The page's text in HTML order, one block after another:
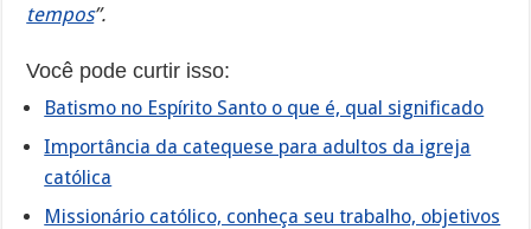
tempos”.
Você pode curtir isso:
Batismo no Espírito Santo o que é, qual significado
Importância da catequese para adultos da igreja
católica
Missionário católico, conheça seu trabalho, objetivos